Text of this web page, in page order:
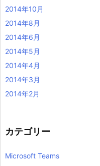
2014年10月
2014年8月
2014年6月
2014年5月
2014年4月
2014年3月
2014年2月
カテゴリー
Microsoft Teams